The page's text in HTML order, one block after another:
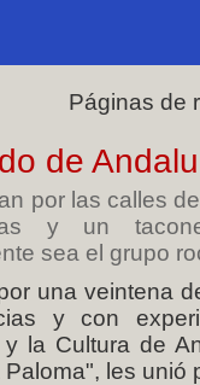
Páginas de
de
por las calles
y un
sea el grupo
una veintena
y con
la Cultura de
les unió